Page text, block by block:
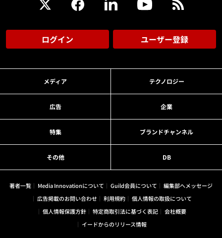
ログイン ユーザー登録
メディア テクノロジー
広告 企業
特集 ブランドチャンネル
その他 DB
著者一覧 Media Innovationについて Guild会員について
編集部へメッセージ
広告掲載のお問い合わせ
利用規約
個人情報の取扱について
個人情報保護方針
特定商取引法に基づく表記
会社概要
イードからのリリース情報